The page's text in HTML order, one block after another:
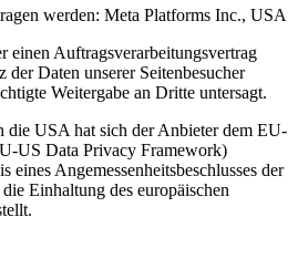
werden: Meta Platforms Inc., USA
einen Auftragsverarbeitungsvertrag
der Daten unserer Seitenbesucher
Weitergabe an Dritte untersagt.
die USA hat sich der Anbieter dem EU-
US Data Privacy Framework)
eines Angemessenheitsbeschlusses der
Einhaltung des europäischen